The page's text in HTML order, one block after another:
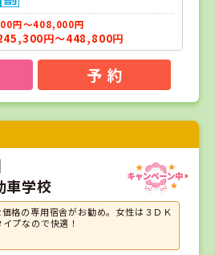
円～408,000円
円～448,800円
予 約
車学校
格の専用宿舎がお勧め。女性は３ＤＫ
プなので快適！